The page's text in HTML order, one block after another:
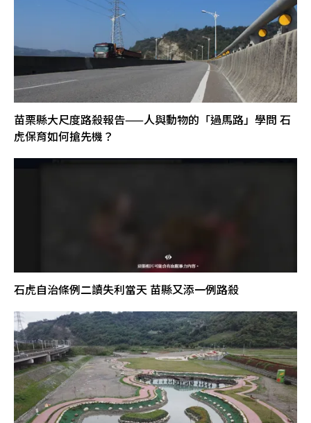
苗栗縣大尺度路殺報告——人與動物的「過馬路」學問 石
虎保育如何搶先機？
石虎自治條例二讀失利當天 苗縣又添一例路殺